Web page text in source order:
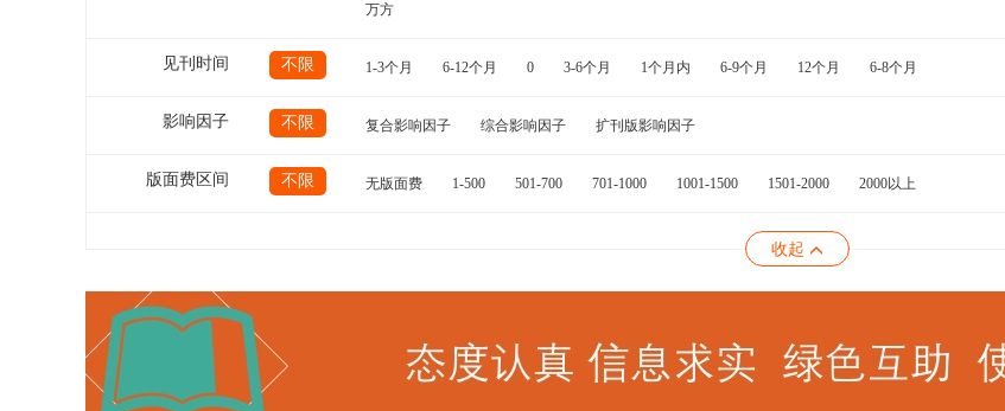
万方
见刊时间 不限 1-3个月 6-12个月 0 3-6个月 1个月内 6-9个月 12个月 6-8个月
影响因子 不限 复合影响因子 综合影响因子 扩刊版影响因子
版面费区间 不限 无版面费 1-500 501-700 701-1000 1001-1500 1501-2000 2000以上
收起